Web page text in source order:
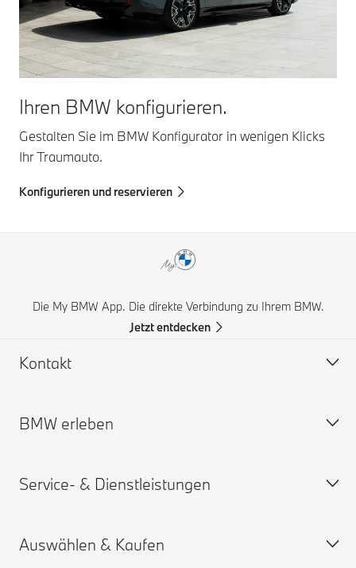
Ihren BMW konfigurieren.
Gestalten Sie im BMW Konfigurator in wenigen Klicks
Ihr Traumauto.
Konfigurieren und reservieren
Die My BMW App. Die direkte Verbindung zu Ihrem BMW.
Jetzt entdecken
Kontakt
Hilfe & Kontakt
BMW Partner finden
Angebot anfordern
BMW erleben
BMW Karriere
BMW Group
Service- & Dienstleistungen
Termin vereinbaren
Auswählen & Kaufen